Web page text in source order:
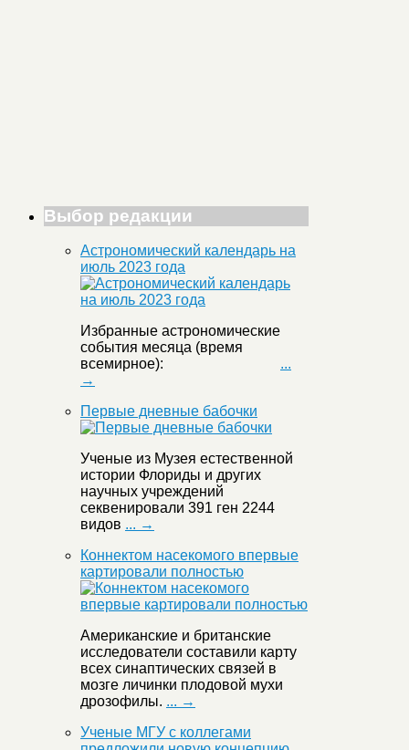
Выбор редакции
Астрономический календарь на
июль 2023 года
Избранные астрономические
события месяца (время
всемирное): ...
→
Первые дневные бабочки
Ученые из Музея естественной
истории Флориды и других
научных учреждений
секвенировали 391 ген 2244
видов ... →
Коннектом насекомого впервые
картировали полностью
Американские и британские
исследователи составили карту
всех синаптических связей в
мозге личинки плодовой мухи
дрозофилы. ... →
Ученые МГУ с коллегами